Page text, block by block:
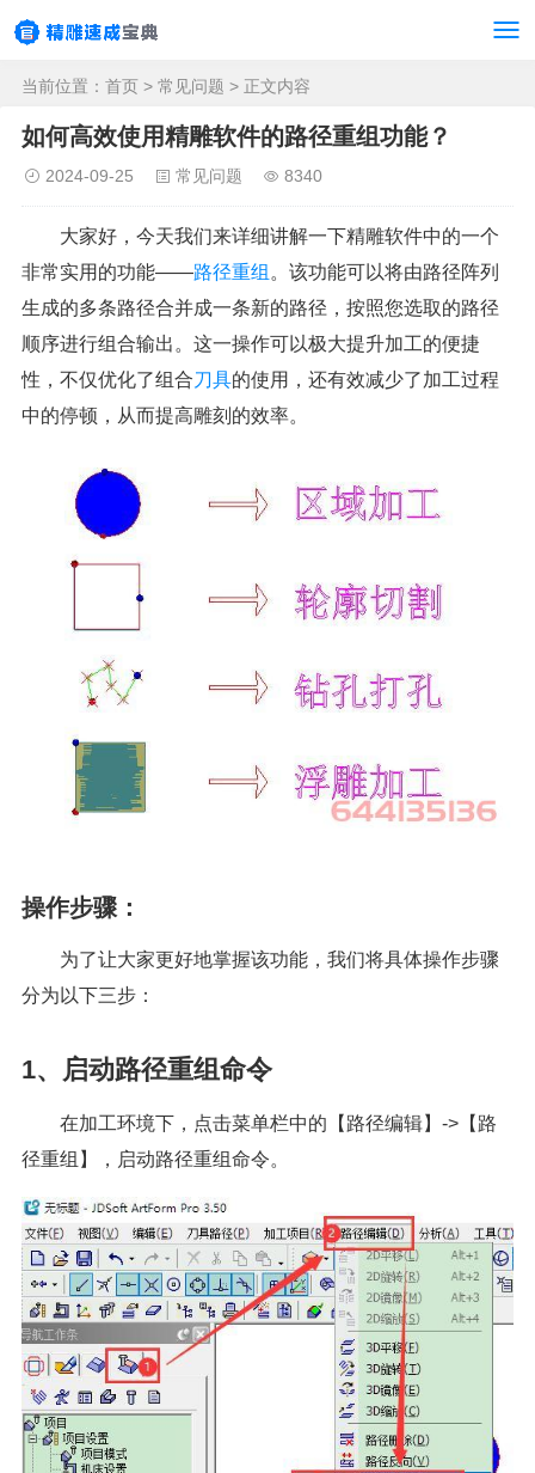
当前位置： 首页 > 常见问题 > 正文内容
如何高效使用精雕软件的路径重组功能？
2024-09-25 常见问题 8340
大家好，今天我们来详细讲解一下精雕软件中的一个
非常实用的功能——路径重组 。该功能可以将由路径阵列
生成的多条路径合并成一条新的路径，按照您选取的路径
顺序进行组合输出。这一操作可以极大提升加工的便捷
性，不仅优化了组合刀具的使用，还有效减少了加工过程
中的停顿，从而提高雕刻的效率。
操作步骤：
为了让大家更好地掌握该功能，我们将具体操作步骤
分为以下三步：
1、启动路径重组命令
在加工环境下，点击菜单栏中的【路径编辑】->【路
径重组】，启动路径重组命令。